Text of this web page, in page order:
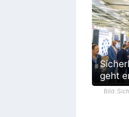
geht
Bild: